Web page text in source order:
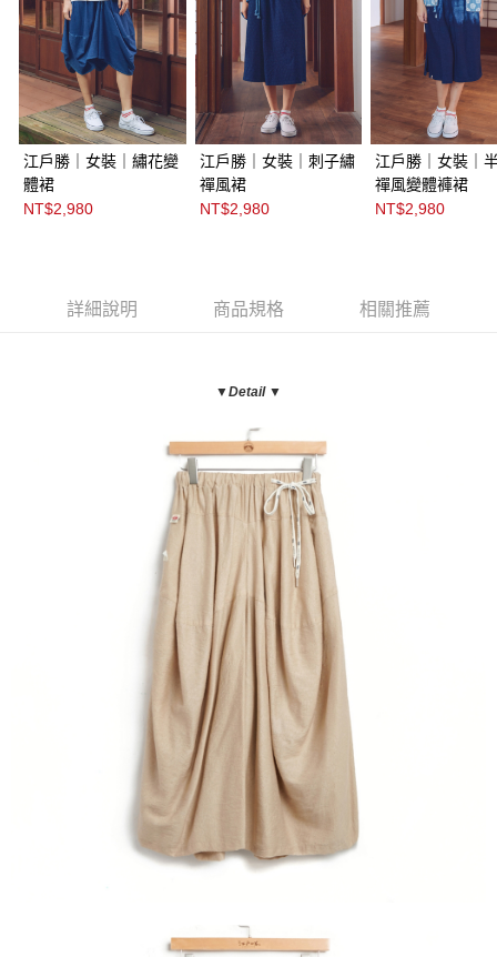
江戶勝｜女裝｜繡花變
體裙
NT$2,980
江戶勝｜女裝｜刺子繡
禪風裙
NT$2,980
江戶勝｜女裝｜
禪風變體褲裙
NT$2,980
詳細說明 商品規格 相關推薦
▼Detail ▼